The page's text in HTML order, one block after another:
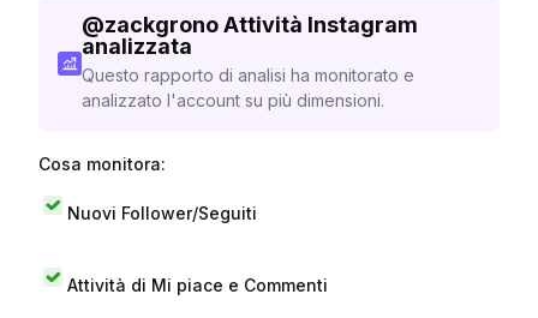
@zackgronoAttività Instagram
analizzata
Questo rapporto di analisi ha monitorato e
analizzato l'account su più dimensioni.
Cosa monitora:
Nuovi Follower/Seguiti
Attività di Mi piace e Commenti